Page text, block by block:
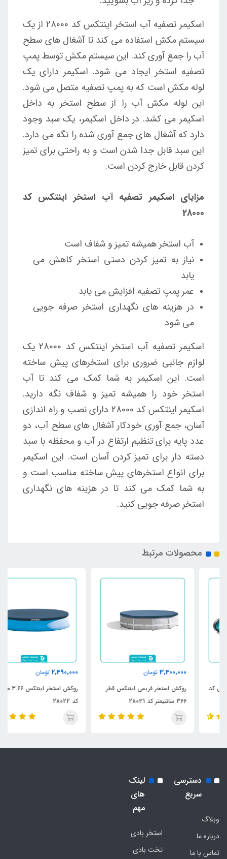
اسکیمر تصفیه آب استخر اینتکس کد 28000 از یک
سیستم مکش استفاده می کند تا آشغال های سطح
آب را جمع آوری کند. این سیستم مکش توسط پمپ
تصفیه استخر ایجاد می شود. اسکیمر دارای یک
لوله مکش است که به پمپ تصفیه متصل می شود.
این لوله مکش آب را از سطح استخر به داخل
اسکیمر می کشد. در داخل اسکیمر، یک سبد وجود
دارد که آشغال های جمع آوری شده را نگه می دارد.
این سبد قابل جدا شدن است و به راحتی برای تمیز
کردن قابل خارج کردن است.
مزایای اسکیمر تصفیه آب استخر اینتکس کد
28000
آب استخر همیشه تمیز و شفاف است
نیاز به تمیز کردن دستی استخر کاهش می
یابد
عمر پمپ تصفیه افزایش می یابد
در هزینه های نگهداری استخر صرفه جویی
می شود
اسکیمر تصفیه آب استخر اینتکس کد 28000 یک
لوازم جانبی ضروری برای استخرهای پیش ساخته
است. این اسکیمر به شما کمک می کند تا آب
استخر خود را همیشه تمیز و شفاف نگه دارید.
اسکیمر اینتکس کد 28000 دارای نصب و راه اندازی
آسان، جمع آوری خودکار آشغال های سطح آب، دو
عدد پایه برای تنظیم ارتفاع در آب و محفظه با سبد
دسته دار برای تمیز کردن آسان است. این اسکیمر
برای انواع استخرهای پیش ساخته مناسب است و
به شما کمک می کند تا در هزینه های نگهداری
استخر صرفه جویی کنید.
محصولات مرتبط
3,400,000 تومان
روکش استخر فریمی اینتکس قطر
2,490,000 تومان
روکش استخر اینتکس 3.66 متری
دسترسی
سریع
وبلاگ
درباره ما
تماس با ما
لینک
های
مهم
استخر بادی
تخت بادی